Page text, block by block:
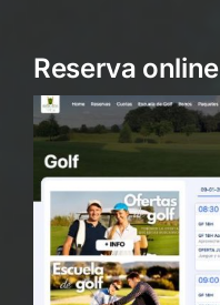
Reserva online